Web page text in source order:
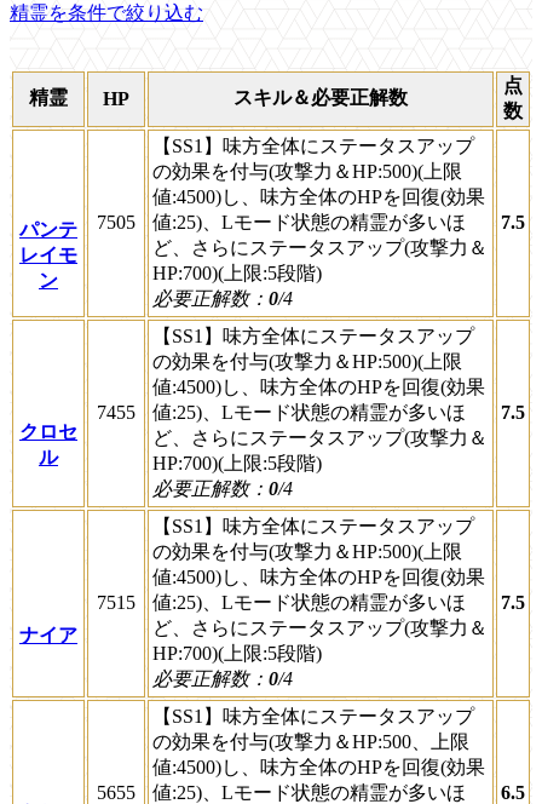
精霊を条件で絞り込む
精霊 HP スキル＆必要正解数
点
数
パンテ
レイモ
ン
7505
【SS1】味方全体にステータスアップ
の効果を付与(攻撃力＆HP:500)(上限
値:4500)し、味方全体のHPを回復(効果
値:25)、Lモード状態の精霊が多いほ
ど、さらにステータスアップ(攻撃力＆
HP:700)(上限:5段階)
必要正解数： 0/4
7.5
クロセ
ル
7455
【SS1】味方全体にステータスアップ
の効果を付与(攻撃力＆HP:500)(上限
値:4500)し、味方全体のHPを回復(効果
値:25)、Lモード状態の精霊が多いほ
ど、さらにステータスアップ(攻撃力＆
HP:700)(上限:5段階)
必要正解数： 0/4
7.5
ナイア
7515
【SS1】味方全体にステータスアップ
の効果を付与(攻撃力＆HP:500)(上限
値:4500)し、味方全体のHPを回復(効果
値:25)、Lモード状態の精霊が多いほ
ど、さらにステータスアップ(攻撃力＆
HP:700)(上限:5段階)
必要正解数： 0/4
7.5
5655
【SS1】味方全体にステータスアップ
の効果を付与(攻撃力＆HP:500、上限
値:4500)し、味方全体のHPを回復(効果
値:25)、Lモード状態の精霊が多いほ
6.5